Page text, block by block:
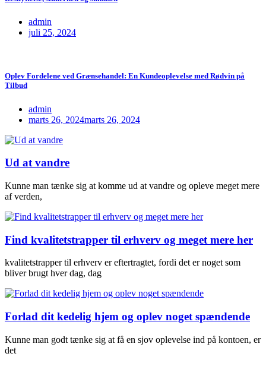
admin
juli 25, 2024
Oplev Fordelene ved Grænsehandel: En Kundeoplevelse med Rødvin på
Tilbud
admin
marts 26, 2024marts 26, 2024
Ud at vandre
Kunne man tænke sig at komme ud at vandre og opleve meget mere
af verden,
Find kvalitetstrapper til erhverv og meget mere her
kvalitetstrapper til erhverv er eftertragtet, fordi det er noget som
bliver brugt hver dag, dag
Forlad dit kedelig hjem og oplev noget spændende
Kunne man godt tænke sig at få en sjov oplevelse ind på kontoen, er
det